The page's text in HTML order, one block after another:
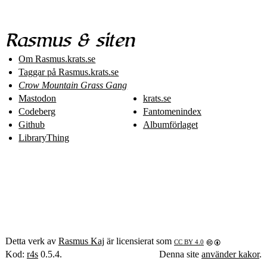
Rasmus & siten
Om Rasmus​.krats​.se
Taggar på Rasmus​.krats​.se
Crow Mountain Grass Gang
Mastodon
Codeberg
Github
LibraryThing
krats.se
Fantomenindex
Albumförlaget
Detta verk av Rasmus Kaj är licensierat som CC BY 4.0
Kod: r4s0.5.4. Denna siteanvänder kakor.